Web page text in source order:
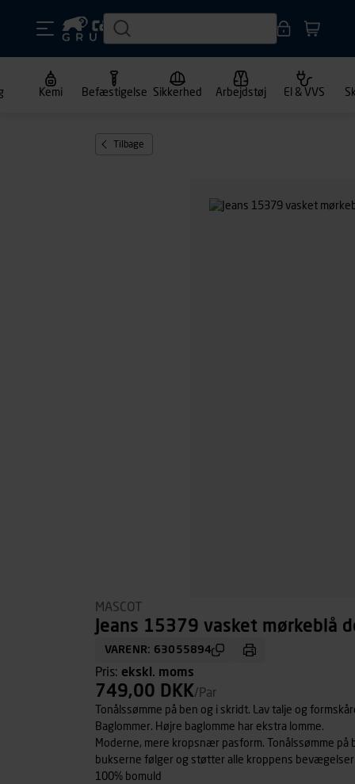
Kemi Befæstigelse Sikkerhed Arbejdstøj El & VVS
Tilbage
MASCOT
Jeans 15379 vasket mørkeblå
VARENR: 63055894
Pris: ekskl. moms
749,00 DKK/Par
Tonålssømme på ben og i skridt. Lav talje og
Baglommer. Højre baglomme har ekstra lomme.
Moderne, mere kropsnær pasform. Tonålssømme
bukserne følger og støtter alle kroppens
100% bomuld